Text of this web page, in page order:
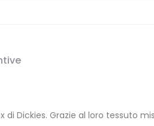
di Dickies. Grazie al loro tessuto